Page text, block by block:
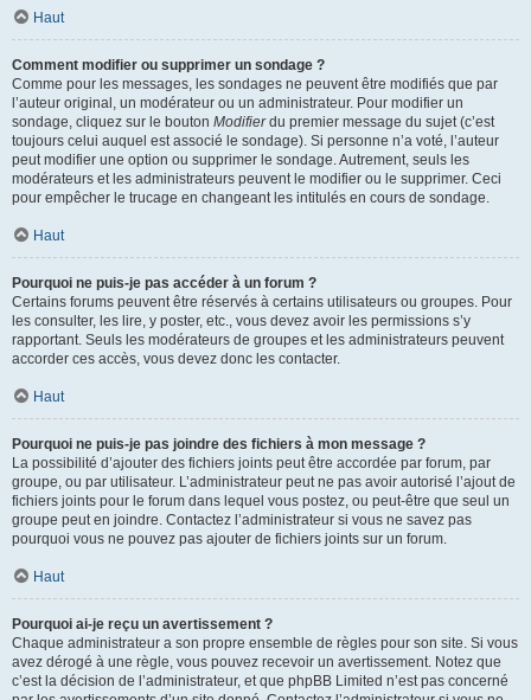
Haut
Comment modifier ou supprimer un sondage ?
Comme pour les messages, les sondages ne peuvent être modifiés que par
l’auteur original, un modérateur ou un administrateur. Pour modifier un
sondage, cliquez sur le bouton Modifierdu premier message du sujet (c’est
toujours celui auquel est associé le sondage). Si personne n’a voté, l’auteur
peut modifier une option ou supprimer le sondage. Autrement, seuls les
modérateurs et les administrateurs peuvent le modifier ou le supprimer. Ceci
pour empêcher le trucage en changeant les intitulés en cours de sondage.
Haut
Pourquoi ne puis-je pas accéder à un forum ?
Certains forums peuvent être réservés à certains utilisateurs ou groupes. Pour
les consulter, les lire, y poster, etc., vous devez avoir les permissions s’y
rapportant. Seuls les modérateurs de groupes et les administrateurs peuvent
accorder ces accès, vous devez donc les contacter.
Haut
Pourquoi ne puis-je pas joindre des fichiers à mon message ?
La possibilité d’ajouter des fichiers joints peut être accordée par forum, par
groupe, ou par utilisateur. L’administrateur peut ne pas avoir autorisé l’ajout de
fichiers joints pour le forum dans lequel vous postez, ou peut-être que seul un
groupe peut en joindre. Contactez l’administrateur si vous ne savez pas
pourquoi vous ne pouvez pas ajouter de fichiers joints sur un forum.
Haut
Pourquoi ai-je reçu un avertissement ?
Chaque administrateur a son propre ensemble de règles pour son site. Si vous
avez dérogé à une règle, vous pouvez recevoir un avertissement. Notez que
c’est la décision de l’administrateur, et que phpBB Limited n’est pas concerné